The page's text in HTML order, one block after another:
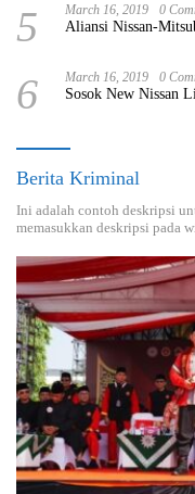
5 March 16, 2019 0
Aliansi Nissan-
6 March 16, 2019 0
Sosok New Nissan
Berita Kriminal
Ini adalah contoh deskripsi
memasukkan deskripsi pada